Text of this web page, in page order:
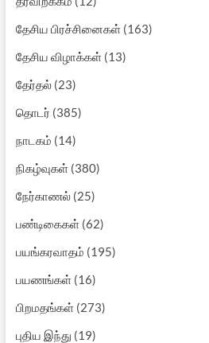
தேசிய பிரச்சினைகள்(163)
தேசிய விழாக்கள்(13)
தேர்தல்(23)
தொடர் (385)
நாடகம் (14)
நிகழ்வுகள்(380)
நேர்காணல்(25)
பண்டிகைகள்(62)
பயங்கரவாதம் (195)
பயணங்கள்(16)
பிறமதங்கள்(273)
புதிய இந்து (19)